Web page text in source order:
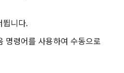
뜁니다.
명령어를 사용하여 수동으로